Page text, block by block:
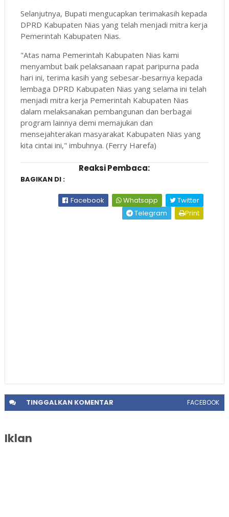
Selanjutnya, Bupati mengucapkan terimakasih kepada
DPRD Kabupaten Nias yang telah menjadi mitra kerja
Pemerintah Kabupaten Nias.
"Atas nama Pemerintah Kabupaten Nias kami
menyambut baik pelaksanaan rapat paripurna pada
hari ini, terima kasih yang sebesar-besarnya kepada
lembaga DPRD Kabupaten Nias yang selama ini telah
menjadi mitra kerja Pemerintah Kabupaten Nias
dalam melaksanakan pembangunan dan berbagai
program lainnya demi memajukan dan
mensejahterakan masyarakat Kabupaten Nias yang
kita cintai ini," imbuhnya. (Ferry Harefa)
Reaksi Pembaca:
BAGIKAN DI :
Facebook Whatsapp
Twitter
Telegram
Print
TINGGALKANKOMENTAR FACEBOOK
Iklan